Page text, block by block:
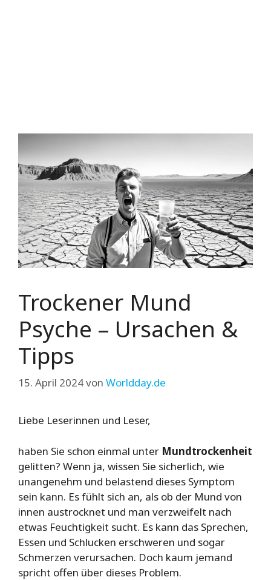
Trockener Mund
Psyche – Ursachen &
Tipps
15. April 2024von Worldday.de
Liebe Leserinnen und Leser,
haben Sie schon einmal unter Mundtrockenheit
gelitten? Wenn ja, wissen Sie sicherlich, wie
unangenehm und belastend dieses Symptom
sein kann. Es fühlt sich an, als ob der Mund von
innen austrocknet und man verzweifelt nach
etwas Feuchtigkeit sucht. Es kann das Sprechen,
Essen und Schlucken erschweren und sogar
Schmerzen verursachen. Doch kaum jemand
spricht offen über dieses Problem.